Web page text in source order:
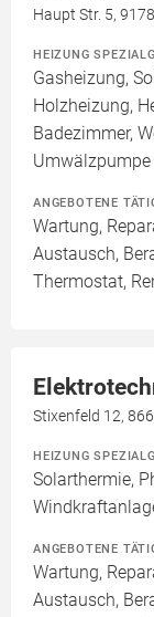
Haupt Str. 5,
HEIZUNG
Gasheizung,
Holzheizung,
Badezimmer,
Umwälzpumpe
ANGEBOTENE
Wartung,
Austausch,
Thermostat,
Stixenfeld 12,
HEIZUNG
Solarthermie,
ANGEBOTENE
Wartung,
Austausch,